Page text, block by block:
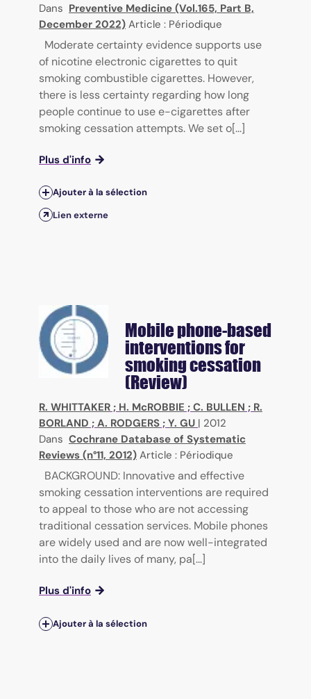
Dans Preventive Medicine (Vol.165, Part B,
December 2022) Article : Périodique
Moderate certainty evidence supports use
of nicotine electronic cigarettes to quit
smoking combustible cigarettes. However,
there is less certainty regarding how long
people continue to use e-cigarettes after
smoking cessation attempts. We set o[...]
Plus d'info
Ajouter à la sélection
Lien externe
Mobile phone-based
interventions for
smoking cessation
(Review)
R. WHITTAKER ; H. McROBBIE ; C. BULLEN ; R.
BORLAND ; A. RODGERS ; Y. GU | 2012
Dans Cochrane Database of Systematic
Reviews (n°11, 2012) Article : Périodique
BACKGROUND: Innovative and effective
smoking cessation interventions are required
to appeal to those who are not accessing
traditional cessation services. Mobile phones
are widely used and are now well-integrated
into the daily lives of many, pa[...]
Plus d'info
Ajouter à la sélection